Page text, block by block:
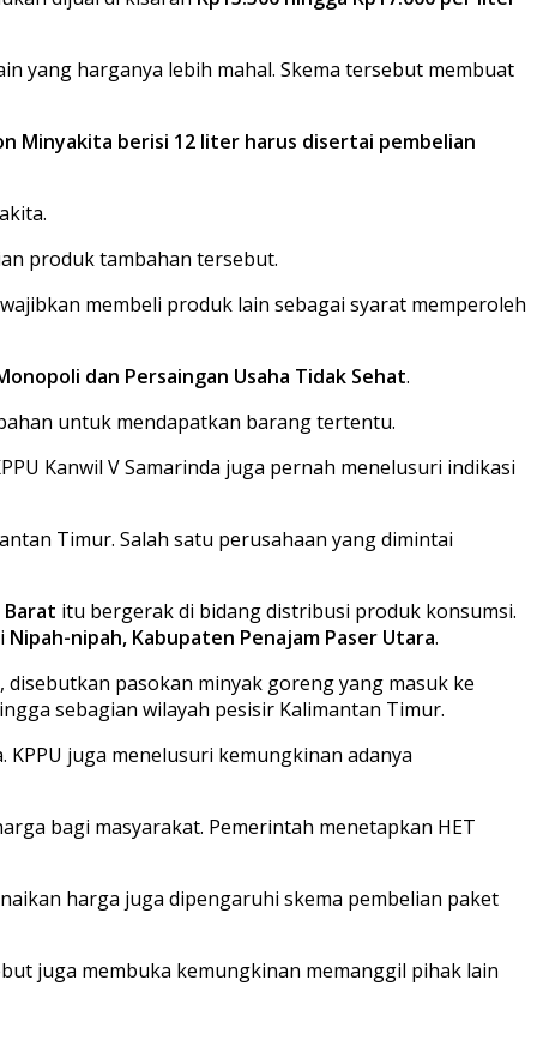
yang harganya lebih mahal. Skema tersebut membuat
Minyakita berisi 12 liter harus disertai pembelian
produk tambahan tersebut.
membeli produk lain sebagai syarat memperoleh
dan Persaingan Usaha Tidak Sehat.
untuk mendapatkan barang tertentu.
Kanwil V Samarinda juga pernah menelusuri indikasi
Timur. Salah satu perusahaan yang dimintai
Barat itu bergerak di bidang distribusi produk konsumsi.
Nipah-nipah, Kabupaten Penajam Paser Utara.
pasokan minyak goreng yang masuk ke
sebagian wilayah pesisir Kalimantan Timur.
juga menelusuri kemungkinan adanya
bagi masyarakat. Pemerintah menetapkan HET
harga juga dipengaruhi skema pembelian paket
juga membuka kemungkinan memanggil pihak lain